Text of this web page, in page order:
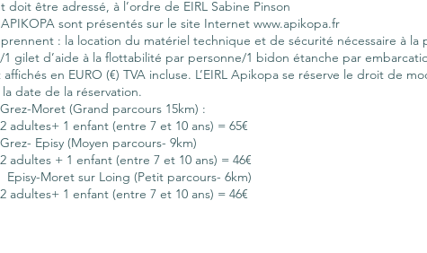
doit être adressé, à l’ordre de EIRL Sabine Pinson
sont présentés sur le site Internet www.apikopa.fr
: la location du matériel technique et de sécurité nécessaire à
1 gilet d’aide à la flottabilité par personne/1 bidon étanche par
affichés en EURO (€) TVA incluse. L’EIRL Apikopa se réserve le droit de
date de la réservation.
Moret (Grand parcours 15km) :
1 enfant (entre 7 et 10 ans) = 65€
Episy (Moyen parcours- 9km)
+ 1 enfant (entre 7 et 10 ans) = 46€
Moret sur Loing (Petit parcours- 6km)
1 enfant (entre 7 et 10 ans) = 46€